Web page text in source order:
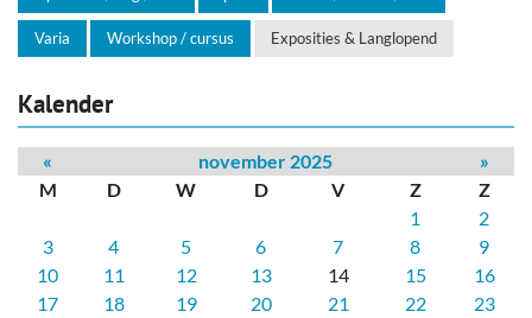
Varia Workshop / cursus Exposities & Langlopend
Kalender
« november 2025
»
M
D W D V Z
Z
1
2
3
4 5 6 7 8
9
10
11 12 13 14 15
16
17
18 19 20 21 22
23